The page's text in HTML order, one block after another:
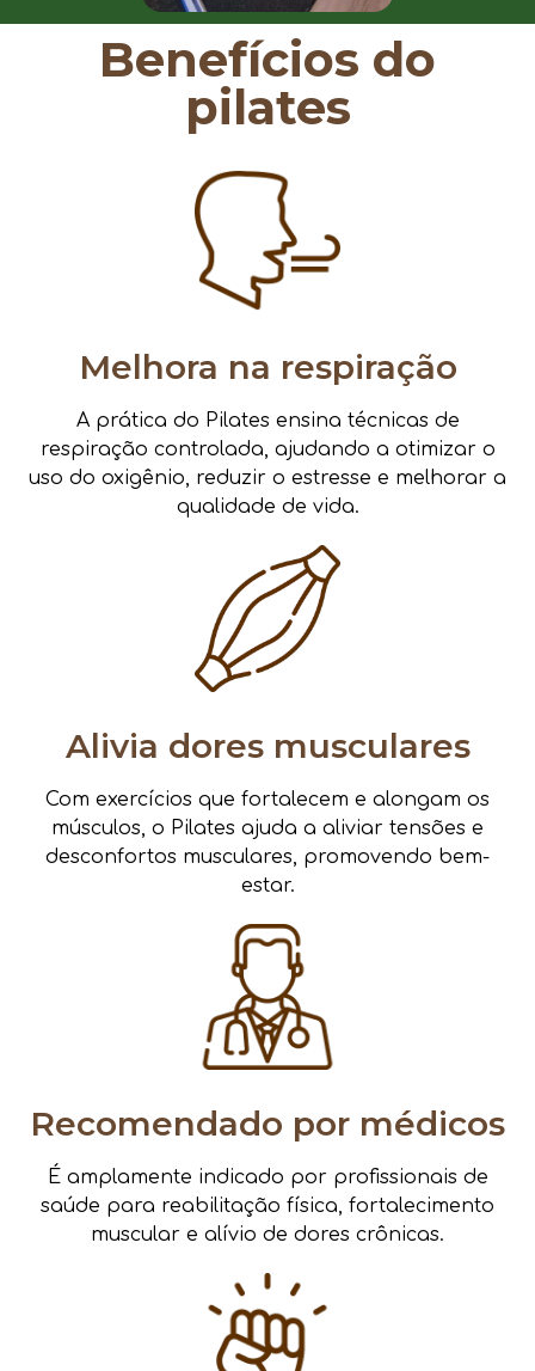
Benefícios do
pilates
Melhora na respiração
A prática do Pilates ensina técnicas de
respiração controlada, ajudando a otimizar o
uso do oxigênio, reduzir o estresse e melhorar a
qualidade de vida.
Alivia dores musculares
Com exercícios que fortalecem e alongam os
músculos, o Pilates ajuda a aliviar tensões e
desconfortos musculares, promovendo bem-
estar.
Recomendado por médicos
É amplamente indicado por profissionais de
saúde para reabilitação física, fortalecimento
muscular e alívio de dores crônicas.